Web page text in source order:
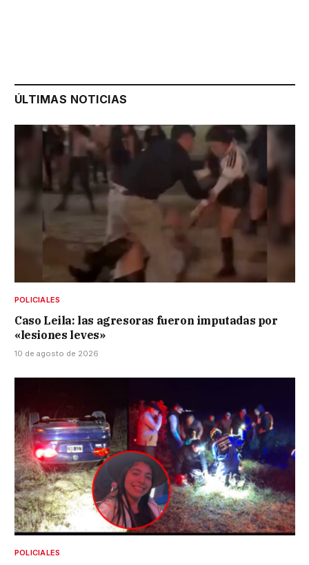
ÚLTIMAS NOTICIAS
POLICIALES
Caso Leila: las agresoras fueron imputadas por
«lesiones leves»
10 de agosto de 2026
POLICIALES